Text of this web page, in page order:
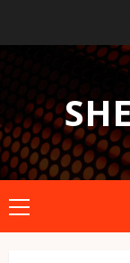
содержимому
Основное
меню